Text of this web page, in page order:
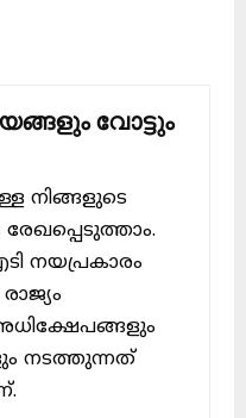
വോട്ടും
നിങ്ങളുടെ
നയപ്രകാരം
നടത്തുന്നത്